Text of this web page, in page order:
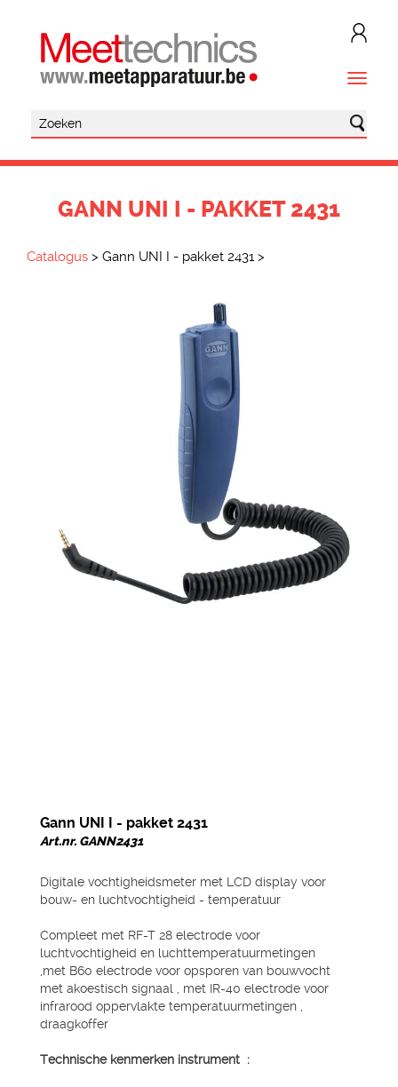
GANN UNI I - PAKKET 2431
Catalogus > Gann UNI I - pakket 2431>
Gann UNI I - pakket 2431
Art.nr. GANN2431
Digitale vochtigheidsmeter met LCD display voor
bouw- en luchtvochtigheid - temperatuur
Compleet met RF-T 28 electrode voor
luchtvochtigheid en luchttemperatuurmetingen
,met B60 electrode voor opsporen van bouwvocht
met akoestisch signaal , met IR-40 electrode voor
infrarood oppervlakte temperatuurmetingen ,
draagkoffer
Technische kenmerken instrument :